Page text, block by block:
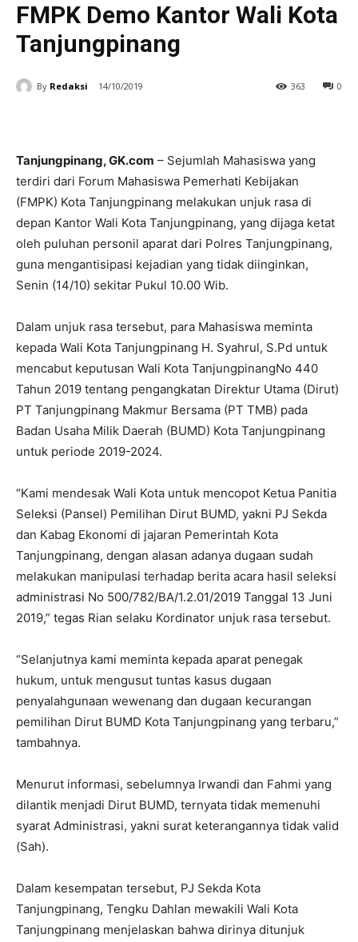
FMPK Demo Kantor Wali Kota
Tanjungpinang
By Redaksi 14/10/2019 0
363
Tanjungpinang, GK.com – Sejumlah Mahasiswa yang
terdiri dari Forum Mahasiswa Pemerhati Kebijakan
(FMPK) Kota Tanjungpinang melakukan unjuk rasa di
depan Kantor Wali Kota Tanjungpinang, yang dijaga ketat
oleh puluhan personil aparat dari Polres Tanjungpinang,
guna mengantisipasi kejadian yang tidak diinginkan,
Senin (14/10) sekitar Pukul 10.00 Wib.
Dalam unjuk rasa tersebut, para Mahasiswa meminta
kepada Wali Kota Tanjungpinang H. Syahrul, S.Pd untuk
mencabut keputusan Wali Kota TanjungpinangNo 440
Tahun 2019 tentang pengangkatan Direktur Utama (Dirut)
PT Tanjungpinang Makmur Bersama (PT TMB) pada
Badan Usaha Milik Daerah (BUMD) Kota Tanjungpinang
untuk periode 2019-2024.
“Kami mendesak Wali Kota untuk mencopot Ketua Panitia
Seleksi (Pansel) Pemilihan Dirut BUMD, yakni PJ Sekda
dan Kabag Ekonomi di jajaran Pemerintah Kota
Tanjungpinang, dengan alasan adanya dugaan sudah
melakukan manipulasi terhadap berita acara hasil seleksi
administrasi No 500/782/BA/1.2.01/2019 Tanggal 13 Juni
2019,” tegas Rian selaku Kordinator unjuk rasa tersebut.
“Selanjutnya kami meminta kepada aparat penegak
hukum, untuk mengusut tuntas kasus dugaan
penyalahgunaan wewenang dan dugaan kecurangan
pemilihan Dirut BUMD Kota Tanjungpinang yang terbaru,”
tambahnya.
Menurut informasi, sebelumnya Irwandi dan Fahmi yang
dilantik menjadi Dirut BUMD, ternyata tidak memenuhi
syarat Administrasi, yakni surat keterangannya tidak valid
(Sah).
Dalam kesempatan tersebut, PJ Sekda Kota
Tanjungpinang, Tengku Dahlan mewakili Wali Kota
Tanjungpinang menjelaskan bahwa dirinya ditunjuk